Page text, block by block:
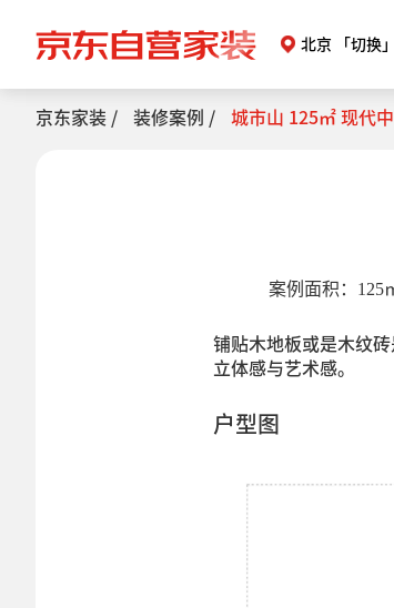
北京 「切换」
京东家装 / 装修案例 / 城市山 125㎡ 现代
案例面积： 125
铺贴木地板或是木纹
立体感与艺术感。
户型图